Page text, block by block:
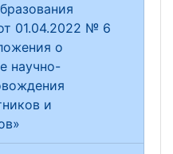
01.04.2022 № 6
о
научно-
и